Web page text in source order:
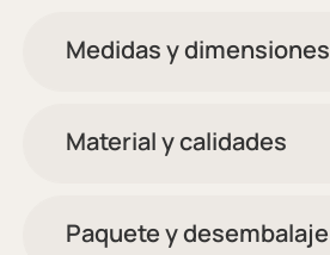
Medidas y dimensiones
Material y calidades
Paquete y desembalaje